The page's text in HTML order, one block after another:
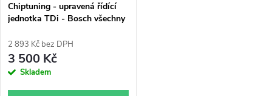
Chiptuning - upravená řídící
jednotka TDi - Bosch všechny
2 893 Kč bez DPH
3 500 Kč
Skladem